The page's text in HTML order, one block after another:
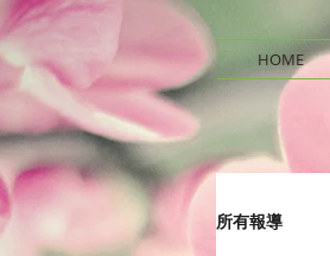
HOME
所有報導